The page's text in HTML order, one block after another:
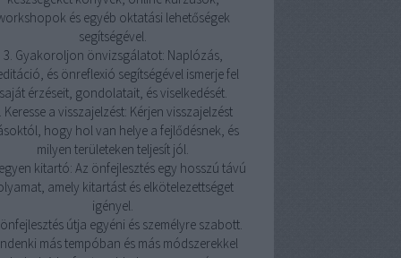
és egyéb oktatási lehetőségek
segítségével.
3. Gyakoroljon önvizsgálatot: Naplózás,
és önreflexió segítségével ismerje fel
saját érzéseit, gondolatait, és viselkedését.
Keresse a visszajelzést: Kérjen visszajelzést
hogy hol van helye a fejlődésnek, és
milyen területeken teljesít jól.
kitartó: Az önfejlesztés egy hosszú távú
amely kitartást és elkötelezettséget
igényel.
útja egyéni és személyre szabott.
más tempóban és más módszerekkel